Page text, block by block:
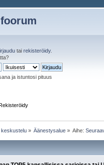
tai rekisteröidy.
ja istuntosi pituus
keskustelu» Äänestysalue» Aihe: